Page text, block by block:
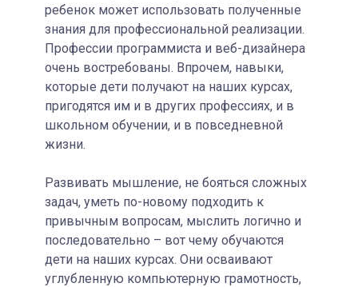
ребенок может использовать полученные
знания для профессиональной реализации.
Профессии программиста и веб-дизайнера
очень востребованы. Впрочем, навыки,
которые дети получают на наших курсах,
пригодятся им и в других профессиях, и в
школьном обучении, и в повседневной
жизни.
Развивать мышление, не бояться сложных
задач, уметь по-новому подходить к
привычным вопросам, мыслить логично и
последовательно – вот чему обучаются
дети на наших курсах. Они осваивают
углубленную компьютерную грамотность,